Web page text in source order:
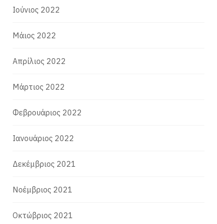
Ιούνιος 2022
Μάιος 2022
Απρίλιος 2022
Μάρτιος 2022
Φεβρουάριος 2022
Ιανουάριος 2022
Δεκέμβριος 2021
Νοέμβριος 2021
Οκτώβριος 2021